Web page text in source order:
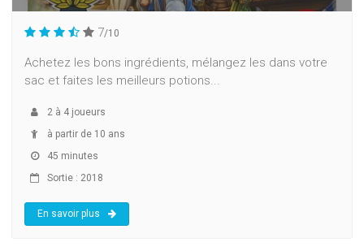
7/10
Achetez les bons ingrédients, mélangez les dans votre
sac et faites les meilleurs potions...
2 à 4 joueurs
à partir de 10 ans
45 minutes
Sortie : 2018
En savoir plus